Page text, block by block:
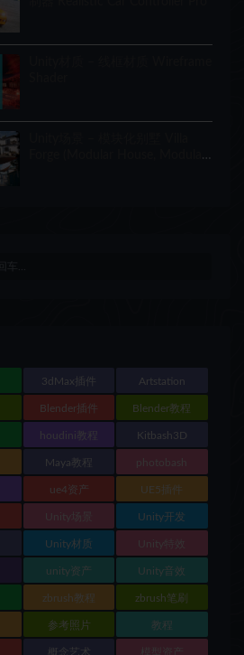
Forge (Modular House, Modular
3dMax插件 Artstation
Blender插件 Blender教程
houdini教程 Kitbash3D
Maya教程 photobash
ue4资产 UE5插件
Unity场景 Unity开发
Unity材质 Unity特效
unity资产 Unity音效
zbrush教程 zbrush笔刷
参考照片 教程
概念艺术 模型资产